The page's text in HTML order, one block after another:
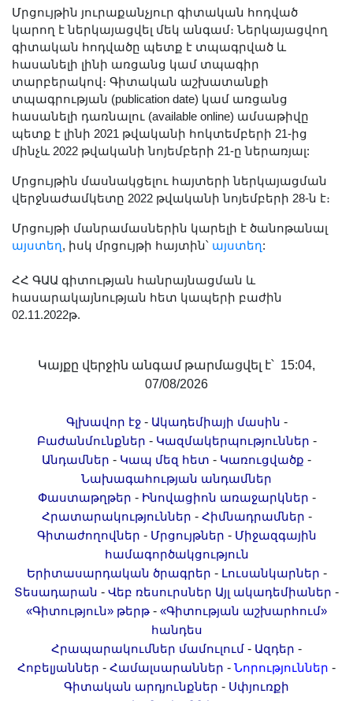
Մրցույթին յուրաքանչյուր գիտական հոդված
կարող է ներկայացվել մեկ անգամ։ Ներկայացվող
գիտական հոդվածը պետք է տպագրված և
հասանելի լինի առցանց կամ տպագիր
տարբերակով։ Գիտական աշխատանքի
տպագրության (publication date) կամ առցանց
հասանելի դառնալու (available online) ամսաթիվը
պետք է լինի 2021 թվականի հոկտեմբերի 21-ից
մինչև 2022 թվականի նոյեմբերի 21-ը ներառյալ:
Մրցույթին մասնակցելու հայտերի ներկայացման
վերջնաժամկետը 2022 թվականի նոյեմբերի 28-ն է։
Մրցույթի մանրամասներին կարելի է ծանոթանալ
այստեղ, իսկ մրցույթի հայտին՝ այստեղ:
ՀՀ ԳԱԱ գիտության հանրայնացման և
հասարակայնության հետ կապերի բաժին
02.11.2022թ.
Կայքը վերջին անգամ թարմացվել է՝ 15:04,
07/08/2026
Գլխավոր էջ- Ակադեմիայի մասին -
Բաժանմունքներ - Կազմակերպություններ -
Անդամներ - Կապ մեզ հետ - Կառուցվածք -
Նախագահության անդամներ
Փաստաթղթեր - Ինովացիոն առաջարկներ -
Հրատարակություններ - Հիմնադրամներ -
Գիտաժողովներ - Մրցույթներ - Միջազգային
համագործակցություն
Երիտասարդական ծրագրեր - Լուսանկարներ -
Տեսադարան - Վեբ ռեսուրսներ Այլ ակադեմիաներ -
«Գիտություն» թերթ - «Գիտության աշխարհում»
հանդես
Հրապարակումներ մամուլում - Ազդեր -
Հոբելյաններ - Համալսարաններ - Նորություններ -
Գիտական արդյունքներ - Սփյուռքի